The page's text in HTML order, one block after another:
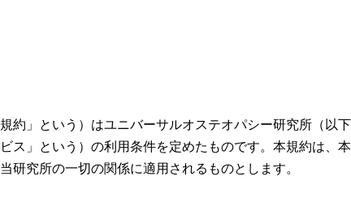
約」という）はユニバーサルオステオパシー研究所（以
ス」という）の利用条件を定めたものです。本規約は、
研究所の一切の関係に適用されるものとします。